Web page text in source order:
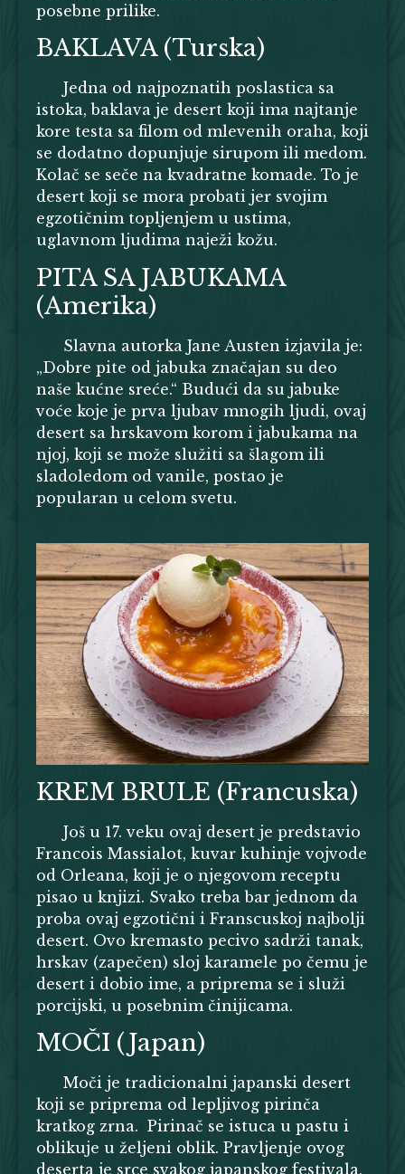
posebne prilike.
BAKLAVA (Turska)
Jedna od najpoznatih poslastica sa
istoka, baklava je desert koji ima najtanje
kore testa sa filom od mlevenih oraha, koji
se dodatno dopunjuje sirupom ili medom.
Kolač se seče na kvadratne komade. To je
desert koji se mora probati jer svojim
egzotičnim topljenjem u ustima,
uglavnom ljudima naježi kožu.
PITA SA JABUKAMA
(Amerika)
Slavna autorka Jane Austen izjavila je:
„Dobre pite od jabuka značajan su deo
naše kućne sreće.“ Budući da su jabuke
voće koje je prva ljubav mnogih ljudi, ovaj
desert sa hrskavom korom i jabukama na
njoj, koji se može služiti sa šlagom ili
sladoledom od vanile, postao je
popularan u celom svetu.
KREM BRULE (Francuska)
Još u 17. veku ovaj desert je predstavio
Francois Massialot, kuvar kuhinje vojvode
od Orleana, koji je o njegovom receptu
pisao u knjizi. Svako treba bar jednom da
proba ovaj egzotični i Franscuskoj najbolji
desert. Ovo kremasto pecivo sadrži tanak,
hrskav (zapečen) sloj karamele po čemu je
desert i dobio ime, a priprema se i služi
porcijski, u posebnim činijicama.
MOČI (Japan)
Moči je tradicionalni japanski desert
koji se priprema od lepljivog pirinča
kratkog zrna. Pirinač se istuca u pastu i
oblikuje u željeni oblik. Pravljenje ovog
deserta je srce svakog japanskog festivala,